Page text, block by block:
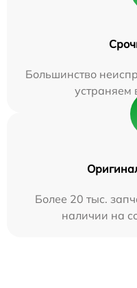
Большинство
устраняем
Более 20 тыс.
наличии на